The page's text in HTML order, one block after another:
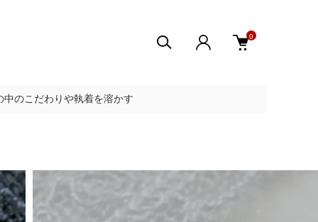
0
中のこだわりや執着を溶かす